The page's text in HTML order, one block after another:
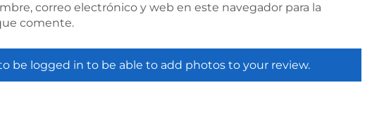
correo electrónico y web en este navegador para la
comente.
be logged in to be able to add photos to your review.